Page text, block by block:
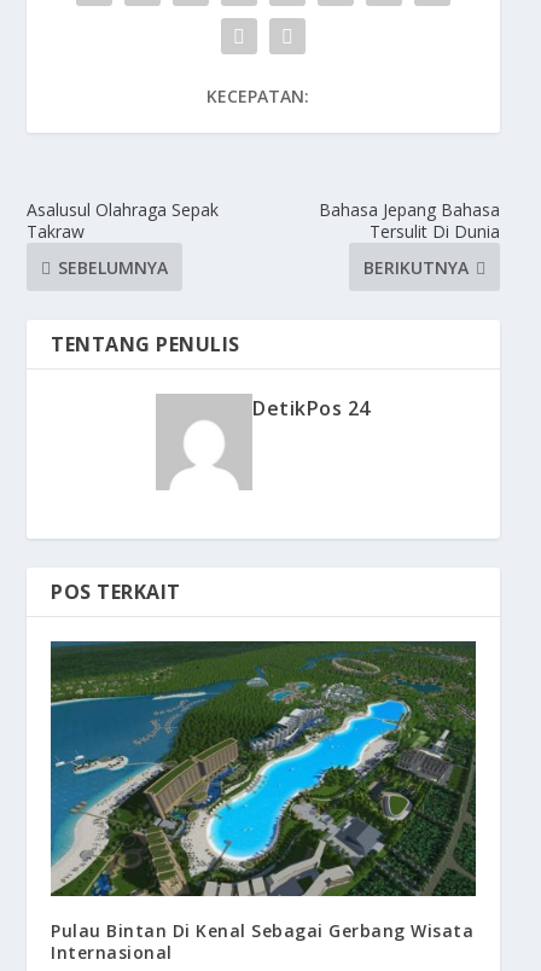
KECEPATAN:
Asalusul Olahraga Sepak
Takraw
SEBELUMNYA
Bahasa Jepang Bahasa
Tersulit Di Dunia
BERIKUTNYA
TENTANG PENULIS
DetikPos 24
POS TERKAIT
Pulau Bintan Di Kenal Sebagai Gerbang Wisata
Internasional